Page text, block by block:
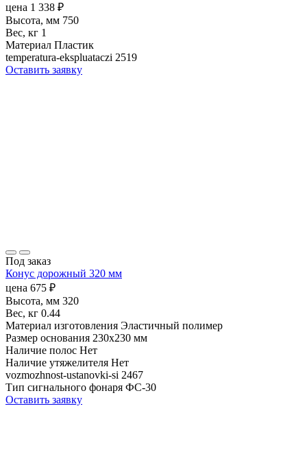
цена 1 338 ₽
Высота, мм 750
Вес, кг 1
Материал Пластик
temperatura-ekspluataczi 2519
Оставить заявку
Под заказ
Конус дорожный 320 мм
цена 675 ₽
Высота, мм 320
Вес, кг 0.44
Материал изготовления Эластичный полимер
Размер основания 230х230 мм
Наличие полос Нет
Наличие утяжелителя Нет
vozmozhnost-ustanovki-si 2467
Тип сигнального фонаря ФС-30
Оставить заявку